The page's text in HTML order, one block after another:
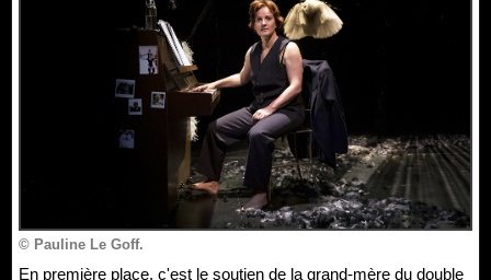
© Pauline Le Goff.
En première place, c'est le soutien de la grand-mère du double